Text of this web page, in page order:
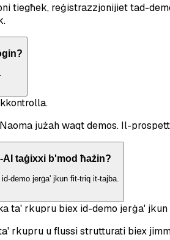
tiegħek, reġistrazzjonijiet tad-
jużah waqt demos. Il-
taġixxi b'mod ħażin?
demo jerġa' jkun fit-triq it-tajba.
ta' rkupru biex id-demo jerġa'
rkupru u flussi strutturati biex